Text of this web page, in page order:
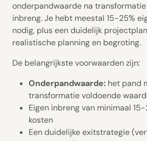
onderpandwaarde na
inbreng. Je hebt meestal 15-25%
nodig, plus een duidelijk
realistische planning en begroting.
De belangrijkste voorwaarden zijn:
Onderpandwaarde: het pand
transformatie voldoende
Eigen inbreng van minimaal
kosten
Een duidelijke exitstrategie